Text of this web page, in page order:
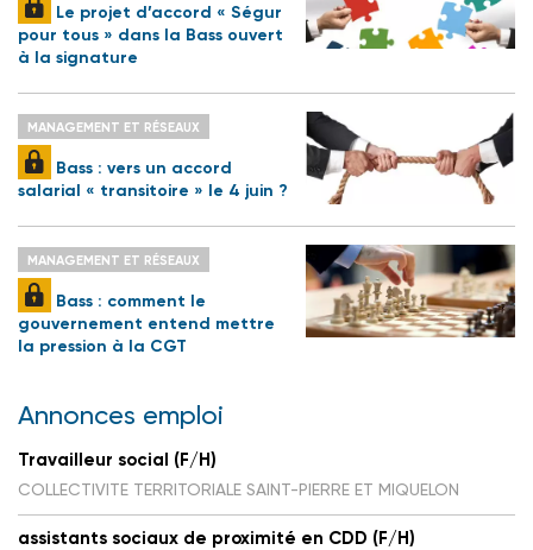
Le projet d’accord « Ségur
pour tous » dans la Bass ouvert
à la signature
MANAGEMENT ET RÉSEAUX
Bass : vers un accord
salarial « transitoire » le 4 juin ?
MANAGEMENT ET RÉSEAUX
Bass : comment le
gouvernement entend mettre
la pression à la CGT
Annonces emploi
Travailleur social (F/H)
COLLECTIVITE TERRITORIALE SAINT-PIERRE ET MIQUELON
assistants sociaux de proximité en CDD (F/H)